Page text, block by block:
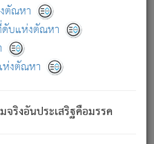
ตัณหา
ดับแห่งตัณหา
ห่งตัณหา
ริงอันประเสริฐคือมรรค
รงเปล่งออก ที่โคนต้นโพธิ์
)